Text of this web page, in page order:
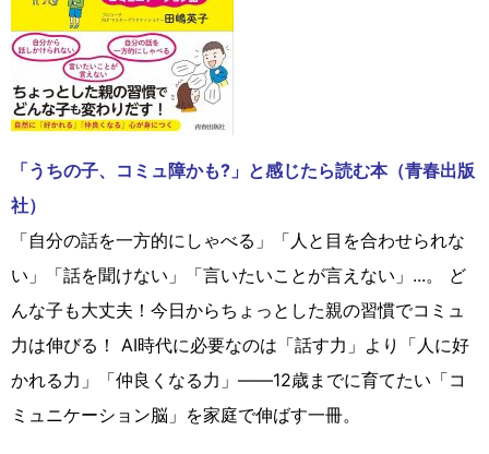
「うちの子、コミュ障かも?」と感じたら読む本（青春出版
社）
「自分の話を一方的にしゃべる」「人と目を合わせられな
い」「話を聞けない」「言いたいことが言えない」...。 ど
んな子も大丈夫！今日からちょっとした親の習慣でコミュ
力は伸びる！ AI時代に必要なのは「話す力」より「人に好
かれる力」「仲良くなる力」――12歳までに育てたい「コ
ミュニケーション脳」を家庭で伸ばす一冊。